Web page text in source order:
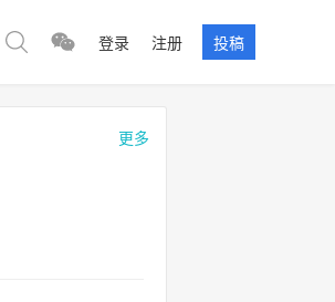
登录 注册 投稿
更多